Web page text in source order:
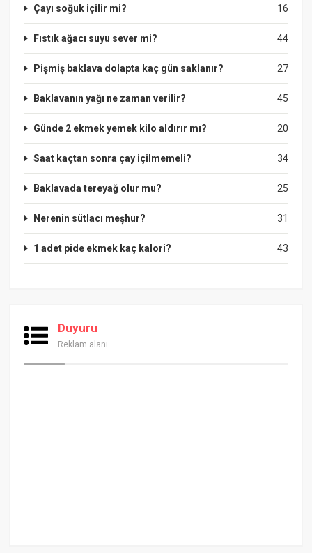
16
Çayı soğuk içilir mi?
44
Fıstık ağacı suyu sever mi?
27
Pişmiş baklava dolapta kaç gün saklanır?
45
Baklavanın yağı ne zaman verilir?
20
Günde 2 ekmek yemek kilo aldırır mı?
34
Saat kaçtan sonra çay içilmemeli?
25
Baklavada tereyağ olur mu?
31
Nerenin sütlacı meşhur?
43
1 adet pide ekmek kaç kalori?
Duyuru
Reklam alanı